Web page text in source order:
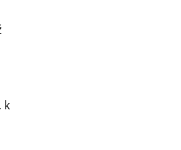
k